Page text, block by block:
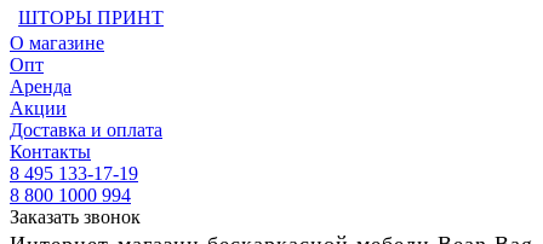
ШТОРЫ ПРИНТ
О магазине
Опт
Аренда
Акции
Доставка и оплата
Контакты
8 495 133-17-19
8 800 1000 994
Заказать звонок